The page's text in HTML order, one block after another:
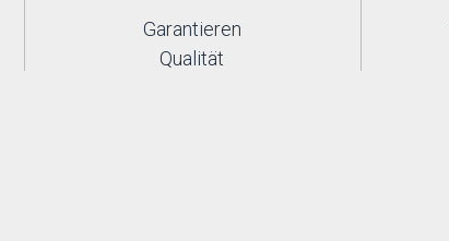
Garantieren
Qualität